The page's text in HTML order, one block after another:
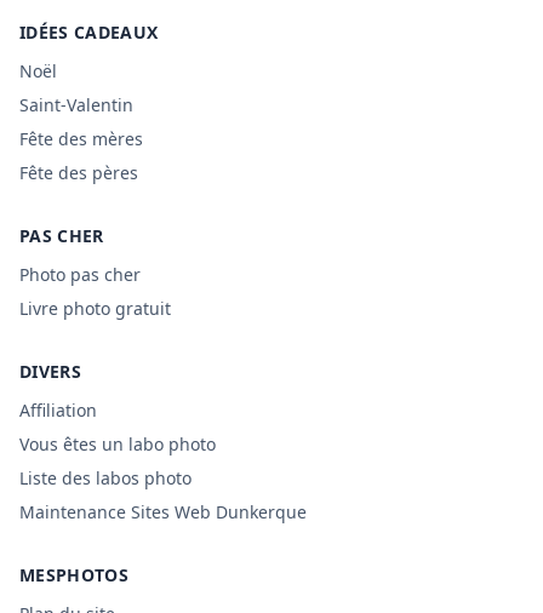
IDÉES CADEAUX
Noël
Saint-Valentin
Fête des mères
Fête des pères
PAS CHER
Photo pas cher
Livre photo gratuit
DIVERS
Affiliation
Vous êtes un labo photo
Liste des labos photo
Maintenance Sites Web Dunkerque
MESPHOTOS